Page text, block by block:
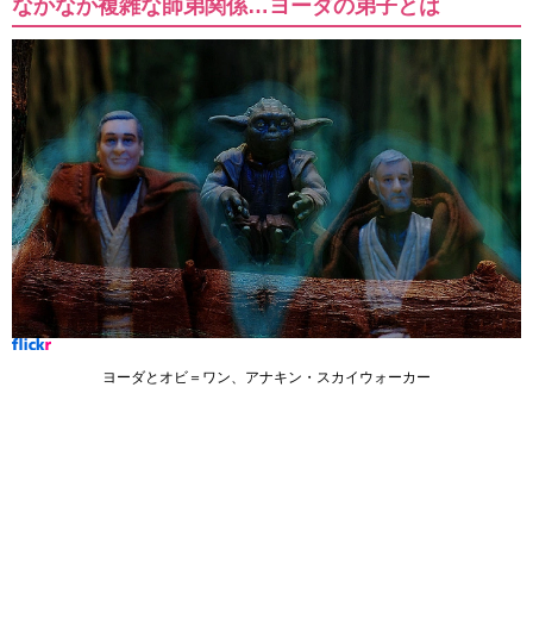
なかなか複雑な師弟関係…ヨーダの弟子とは
ヨーダとオビ＝ワン、アナキン・スカイウォーカー